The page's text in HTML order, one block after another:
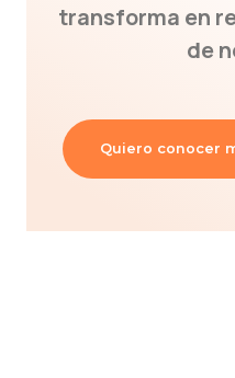
transforma en
de
Quiero conocer